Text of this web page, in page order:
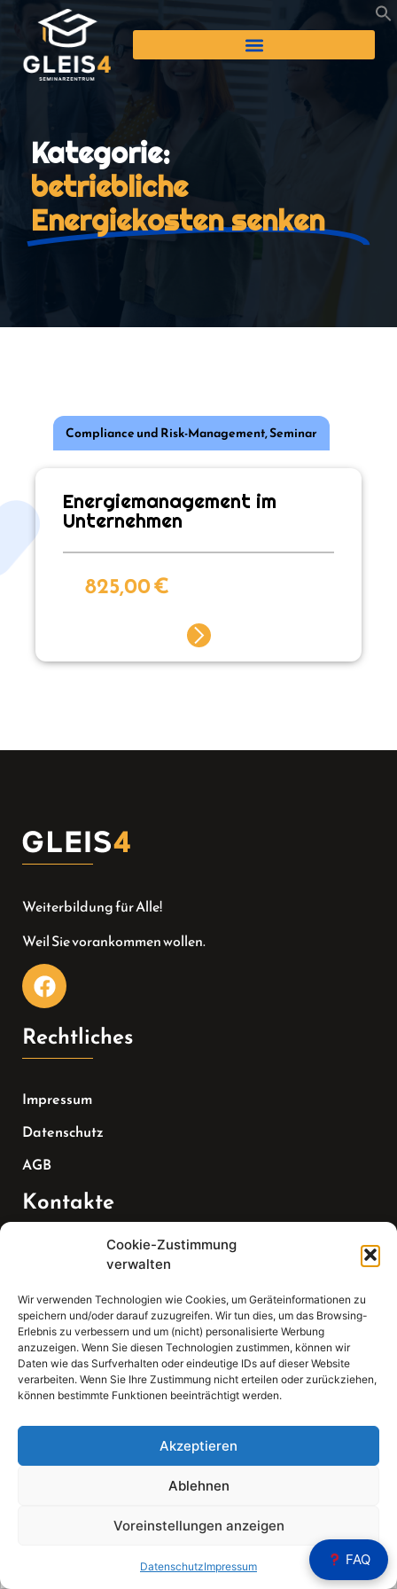
Cookie-Zustimmung
verwalten
Wir verwenden Technologien wie Cookies, um Geräteinformationen zu
speichern und/oder darauf zuzugreifen. Wir tun dies, um das Browsing-
Erlebnis zu verbessern und um (nicht) personalisierte Werbung
anzuzeigen. Wenn Sie diesen Technologien zustimmen, können wir
Daten wie das Surfverhalten oder eindeutige IDs auf dieser Website
verarbeiten. Wenn Sie Ihre Zustimmung nicht erteilen oder zurückziehen,
können bestimmte Funktionen beeinträchtigt werden.
Akzeptieren
Ablehnen
Voreinstellungen anzeigen
DatenschutzImpressum
Kategorie:
betriebliche
Energiekosten senken
Compliance und Risk-Management,Seminar
Energiemanagement im
Unternehmen
825,00€
Weiterbildung für Alle!
Weil Sie vorankommen wollen.
Rechtliches
Impressum
Datenschutz
AGB
Kontakte
07147 270 3349
Email:
sekretariat(at)gleis4-seminarzentrum.com
Adresse:
Bahnhofstraße 21, 74343 Sachsenheim
FAQ
for: